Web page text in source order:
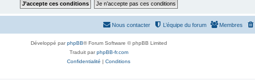
Membres
L’équipe du forum
Nous contacter
Développé parphpBB® Forum Software © phpBB Limited
Traduit parphpBB-fr.com
Confidentialité | Conditions